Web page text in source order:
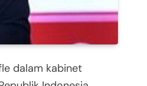
dalam kabinet